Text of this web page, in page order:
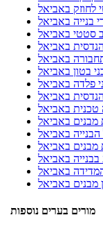
לחוזק באביאל
בנייה באביאל
סטטי באביאל
באביאל
באביאל
בטון באביאל
פלדה באביאל
באביאל
טכנית באביאל
מבנים באביאל
הבנייה באביאל
באביאל
באביאל
באביאל
מבנים באביאל
מורים בערים נוספות